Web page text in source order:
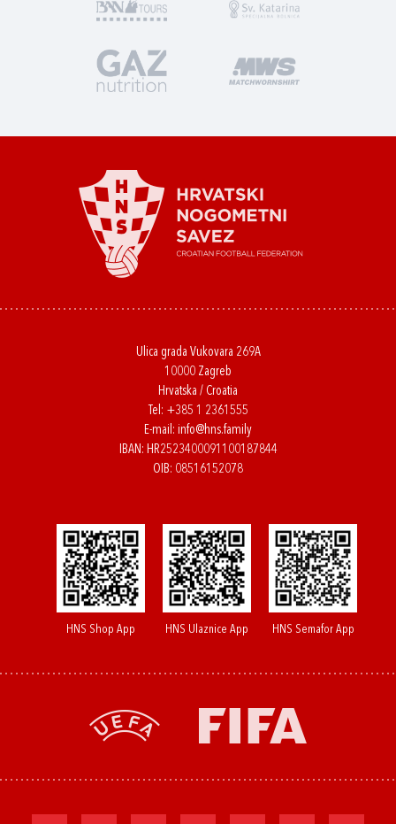
Ulica grada Vukovara 269A
10000 Zagreb
Hrvatska / Croatia
Tel: +385 1 2361555
E-mail: info@hns.family
IBAN: HR2523400091100187844
OIB: 08516152078
HNS Shop App HNS Ulaznice App HNS Semafor App